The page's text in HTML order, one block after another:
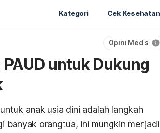
Kategori Cek Kesehatan
Opini Medis
untuk Dukung
anak usia dini adalah langkah
banyak orangtua, ini mungkin menjadi